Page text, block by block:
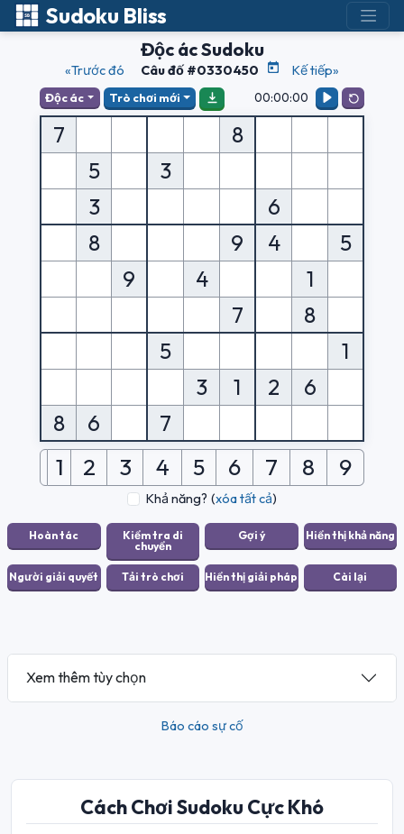
Sudoku Bliss
Độc ác Sudoku
«Trước đó Câu đố #0330450 Kế tiếp»
Độc ác Trò chơi mới 00:00:00
7
8
5
3
3
6
8
9 4
5
9
4
1
7
8
5
1
3
1 2
6
8
6 7
1 2 3 4 5 6 7 8 9
Khả năng? (xóa tất cả)
Xem thêm tùy chọn
Báo cáo sự cố
Cách Chơi Sudoku Cực Khó